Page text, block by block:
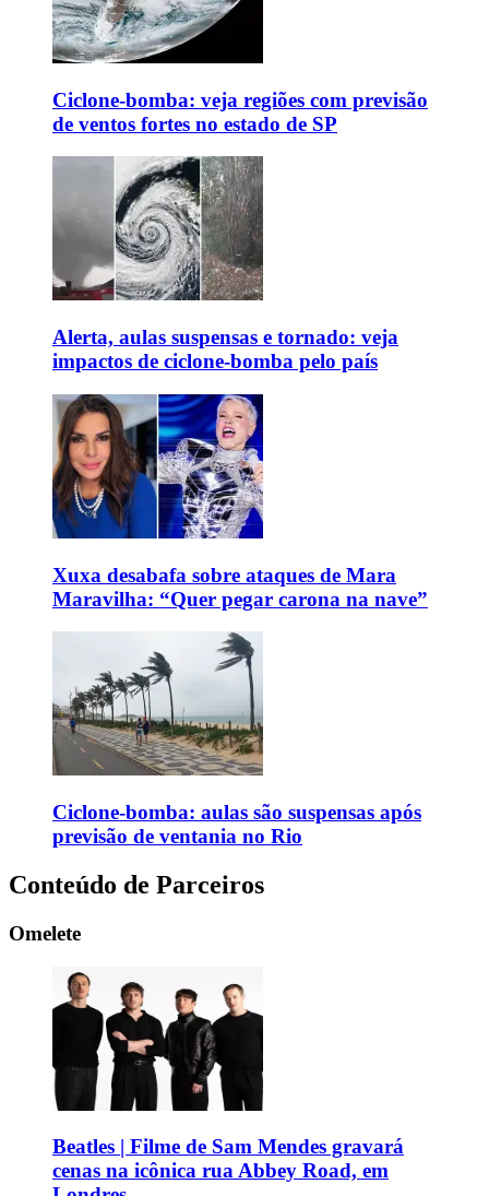
Ciclone-bomba: veja regiões com previsão
de ventos fortes no estado de SP
Alerta, aulas suspensas e tornado: veja
impactos de ciclone-bomba pelo país
Xuxa desabafa sobre ataques de Mara
Maravilha: “Quer pegar carona na nave”
Ciclone-bomba: aulas são suspensas após
previsão de ventania no Rio
Conteúdo de Parceiros
Omelete
Beatles | Filme de Sam Mendes gravará
cenas na icônica rua Abbey Road, em